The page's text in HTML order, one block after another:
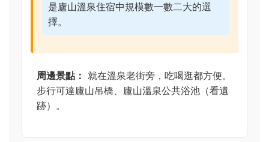
是廬山溫泉住宿中規模數一數二大的選
擇。
周邊景點： 就在溫泉老街旁，吃喝逛都方便。
步行可達廬山吊橋、廬山溫泉公共浴池（看遺
跡）。